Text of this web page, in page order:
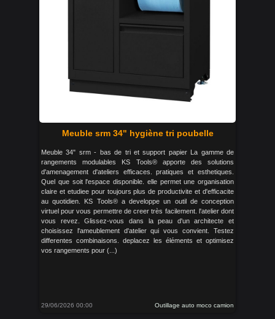
Meuble srm 34" hygiène tri poubelle
Meuble 34" srm - bas de tri et support papier La gamme de
rangements modulables KS Tools® apporte des solutions
d'amenagement d'ateliers efficaces. pratiques et esthetiques.
Quel que soit l'espace disponible. elle permet une organisation
claire et etudiee pour toujours plus de productivite et d'efficacite
au quotidien. KS Tools® a developpe un outil de conception
virtuel pour vous permettre de creer très facilement. l'atelier dont
vous revez. Glissez-vous dans la peau d'un architecte et
choisissez l'ameublement d'atelier qui vous convient. Testez
differentes combinaisons. deplacez les éléments et optimisez
vos rangements pour (...)
29/06/2026 00:00 Outillage auto moco camion